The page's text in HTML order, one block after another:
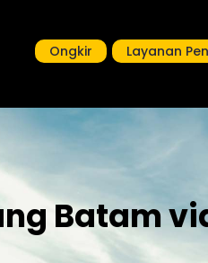
Ongkir Layanan
Batam